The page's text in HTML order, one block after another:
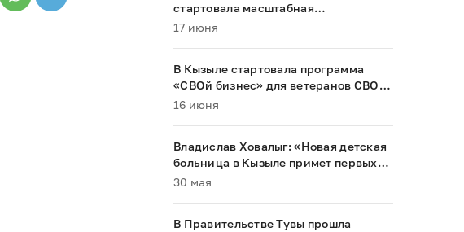
стартовала масштабная
реконструкция
17 июня
В Кызыле стартовала программа
«СВОй бизнес» для ветеранов СВО и
их семей
16 июня
Владислав Ховалыг: «Новая детская
больница в Кызыле примет первых
пациентов в 2028 году»
30 мая
В Правительстве Тувы прошла